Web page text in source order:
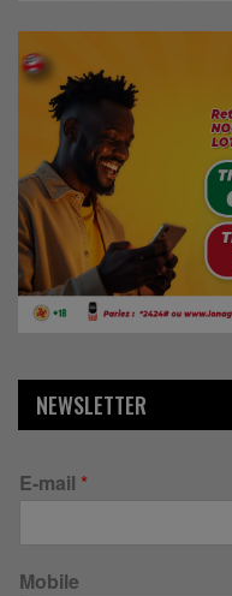
NEWSLETTER
E-mail *
Mobile